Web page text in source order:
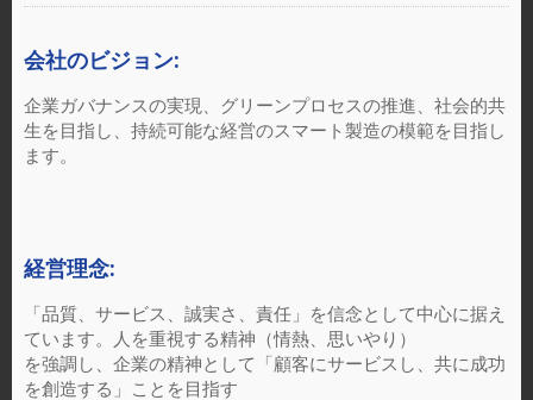
会社のビジョン:
企業ガバナンスの実現、グリーンプロセスの推進、社会的共
生を目指し、持続可能な経営のスマート製造の模範を目指し
ます。
経営理念:
「品質、サービス、誠実さ、責任」を信念として中心に据え
ています。人を重視する精神（情熱、思いやり）
を強調し、企業の精神として「顧客にサービスし、共に成功
を創造する」ことを目指す